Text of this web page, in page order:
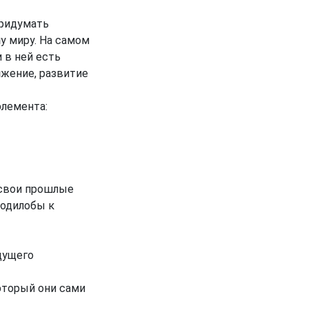
миру. На самом
в ней есть
развитие
прошлые
к
они сами